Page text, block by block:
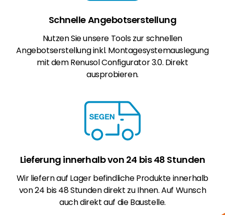
Schnelle Angebotserstellung
Nutzen Sie unsere Tools zur schnellen
Angebotserstellung inkl. Montagesystemauslegung
mit dem Renusol Configurator 3.0. Direkt
ausprobieren.
Lieferung innerhalb von 24 bis 48 Stunden
Wir liefern auf Lager befindliche Produkte innerhalb
von 24 bis 48 Stunden direkt zu Ihnen. Auf Wunsch
auch direkt auf die Baustelle.